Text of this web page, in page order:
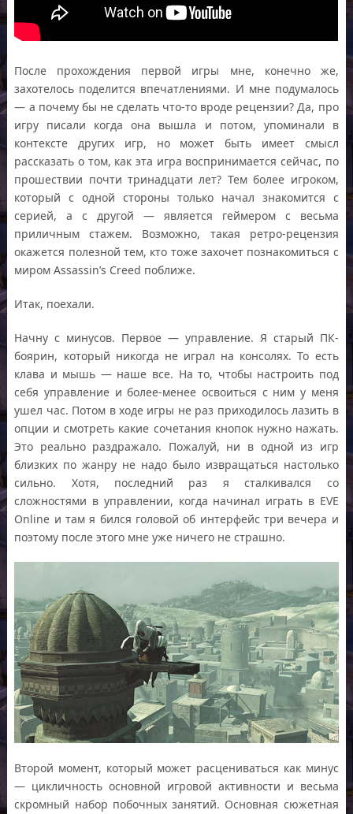
После прохождения первой игры мне, конечно же,
захотелось поделится впечатлениями. И мне подумалось
— а почему бы не сделать что-то вроде рецензии? Да, про
игру писали когда она вышла и потом, упоминали в
контексте других игр, но может быть имеет смысл
рассказать о том, как эта игра воспринимается сейчас, по
прошествии почти тринадцати лет? Тем более игроком,
который с одной стороны только начал знакомится с
серией, а с другой — является геймером с весьма
приличным стажем. Возможно, такая ретро-рецензия
окажется полезной тем, кто тоже захочет познакомиться с
миром Assassin’s Creed поближе.
Итак, поехали.
Начну с минусов. Первое — управление. Я старый ПК-
боярин, который никогда не играл на консолях. То есть
клава и мышь — наше все. На то, чтобы настроить под
себя управление и более-менее освоиться с ним у меня
ушел час. Потом в ходе игры не раз приходилось лазить в
опции и смотреть какие сочетания кнопок нужно нажать.
Это реально раздражало. Пожалуй, ни в одной из игр
близких по жанру не надо было извращаться настолько
сильно. Хотя, последний раз я сталкивался со
сложностями в управлении, когда начинал играть в EVE
Online и там я бился головой об интерфейс три вечера и
поэтому после этого мне уже ничего не страшно.
Второй момент, который может расцениваться как минус
— цикличность основной игровой активности и весьма
скромный набор побочных занятий. Основная сюжетная